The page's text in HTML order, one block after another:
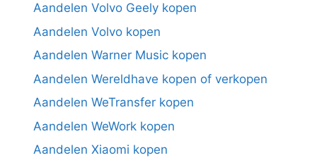
Aandelen Volvo Geely kopen
Aandelen Volvo kopen
Aandelen Warner Music kopen
Aandelen Wereldhave kopen of verkopen
Aandelen WeTransfer kopen
Aandelen WeWork kopen
Aandelen Xiaomi kopen